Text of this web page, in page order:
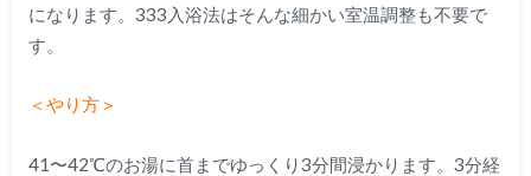
になります。333入浴法はそんな細かい室温調整も不要で
す。
＜やり方＞
41〜42℃のお湯に首までゆっくり3分間浸かります。3分経